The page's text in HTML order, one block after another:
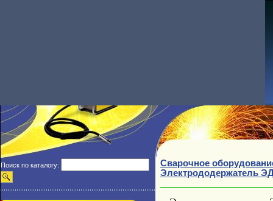
Поиск по каталогу:
Сварочное
Электрододержатель